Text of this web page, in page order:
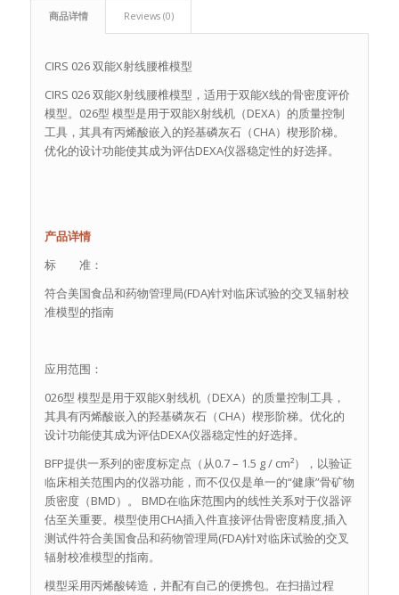
商品详情 Reviews (0)
CIRS 026 双能X射线腰椎模型
CIRS 026 双能X射线腰椎模型，适用于双能X线的骨密度评价
模型。026型 模型是用于双能X射线机（DEXA）的质量控制
工具，其具有丙烯酸嵌入的羟基磷灰石（CHA）楔形阶梯。
优化的设计功能使其成为评估DEXA仪器稳定性的好选择。
产品详情
标 准：
符合美国食品和药物管理局(FDA)针对临床试验的交叉辐射校
准模型的指南
应用范围：
026型 模型是用于双能X射线机（DEXA）的质量控制工具，
其具有丙烯酸嵌入的羟基磷灰石（CHA）楔形阶梯。优化的
设计功能使其成为评估DEXA仪器稳定性的好选择。
BFP提供一系列的密度标定点（从0.7 – 1.5 g / cm²），以验证
临床相关范围内的仪器功能，而不仅仅是单一的“健康”骨矿物
质密度（BMD）。 BMD在临床范围内的线性关系对于仪器评
估至关重要。模型使用CHA插入件直接评估骨密度精度,插入
测试件符合美国食品和药物管理局(FDA)针对临床试验的交叉
辐射校准模型的指南。
模型采用丙烯酸铸造，并配有自己的便携包。在扫描过程